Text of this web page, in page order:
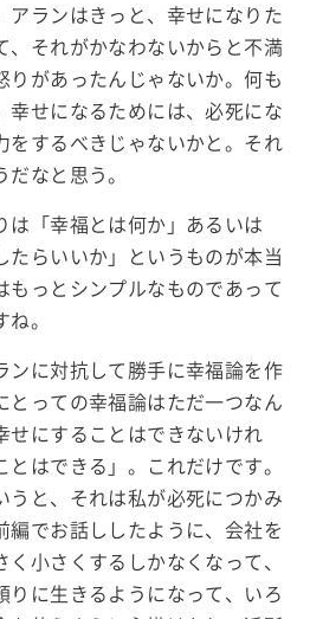
アランはきっと、幸せになりた
、それがかなわないからと不満
りがあったんじゃないか。何も
幸せになるためには、必死にな
をするべきじゃないかと。それ
なと思う。
は「幸福とは何か」あるいは
たらいいか」というものが本当
もっとシンプルなものであって
。
ンに対抗して勝手に幸福論を作
とっての幸福論はただ一つなん
せにすることはできないけれ
はできる」。これだけです。
うと、それは私が必死につかみ
編でお話ししたように、会社を
小さくするしかなくなって、
りに生きるようになって、いろ